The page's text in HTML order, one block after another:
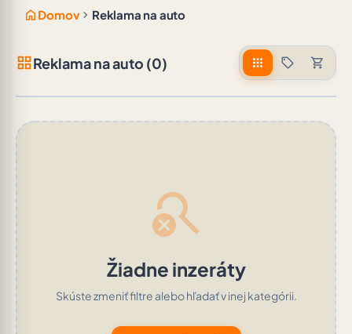
home Domov chevron_right Reklama na auto
grid_viewReklama na auto (0) apps sell shopping_cart
search_off
Žiadne inzeráty
Skúste zmeniť filtre alebo hľadať v inej kategórii.